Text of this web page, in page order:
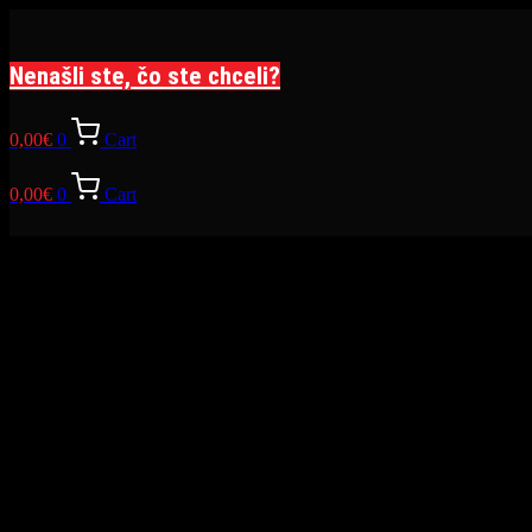
obsah
Nenašli ste, čo ste chceli?
0,00€ 0 Cart
0,00€ 0 Cart